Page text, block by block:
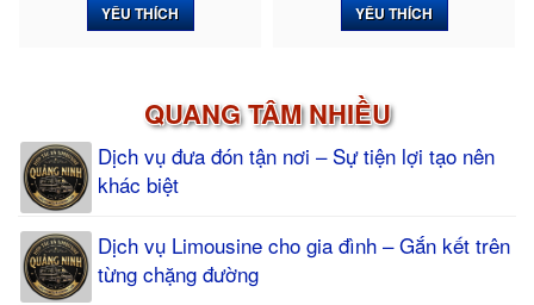
YÊU THÍCH
YÊU THÍCH
QUANG TÂM NHIỀU
Dịch vụ đưa đón tận nơi – Sự tiện lợi tạo nên
khác biệt
Dịch vụ Limousine cho gia đình – Gắn kết trên
từng chặng đường